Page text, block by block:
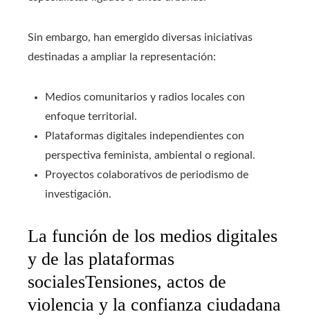
Sin embargo, han emergido diversas iniciativas
destinadas a ampliar la representación:
Medios comunitarios y radios locales con
enfoque territorial.
Plataformas digitales independientes con
perspectiva feminista, ambiental o regional.
Proyectos colaborativos de periodismo de
investigación.
La función de los medios digitales
y de las plataformas
socialesTensiones, actos de
violencia y la confianza ciudadana